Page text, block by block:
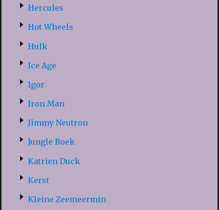
Hercules
Hot Wheels
Hulk
Ice Age
Igor
Iron Man
Jimmy Neutron
Jungle Boek
Katrien Duck
Kerst
Kleine Zeemeermin